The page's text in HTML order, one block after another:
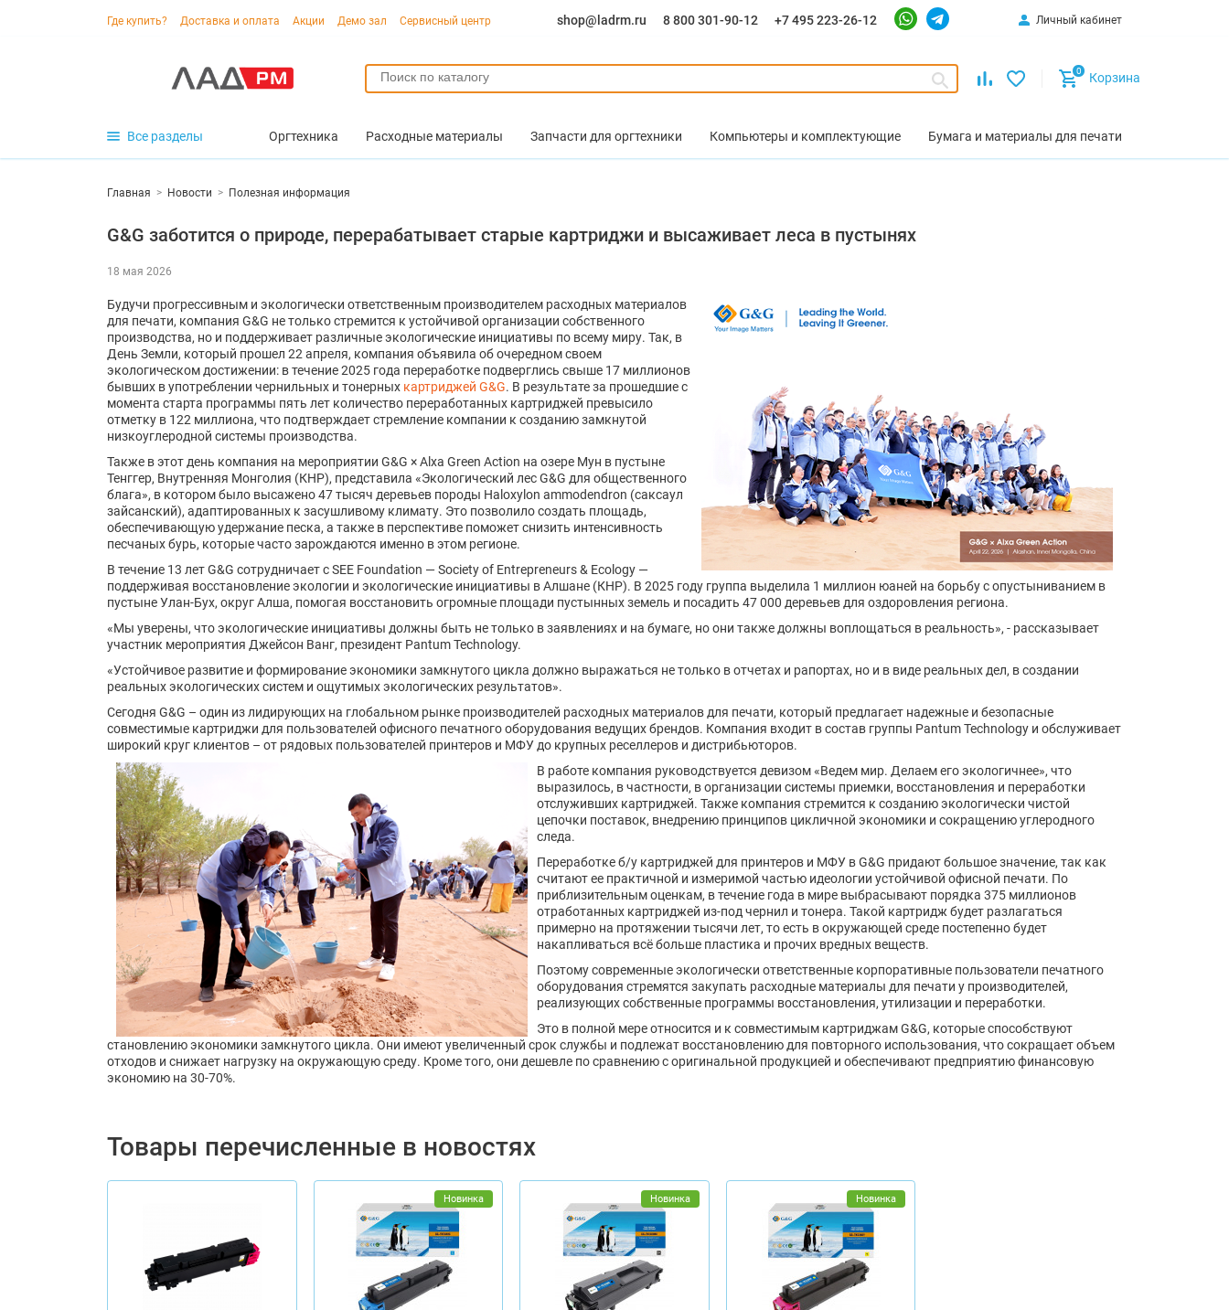
Где купить? Доставка и оплата Акции Демо зал Сервисный центр shop@ladrm.ru 8 800 301-90-12 +7 495 223-26-12 Личный кабинет
0 Корзина
Все разделы Оргтехника Расходные материалы Запчасти для оргтехники Компьютеры и комплектующие Бумага и материалы для печати
Главная > Новости > Полезная информация
G&G заботится о природе, перерабатывает старые картриджи и высаживает леса в пустынях
18 мая 2026
Будучи прогрессивным и экологически ответственным производителем расходных материалов
для печати, компания G&G не только стремится к устойчивой организации собственного
производства, но и поддерживает различные экологические инициативы по всему миру. Так, в
День Земли, который прошел 22 апреля, компания объявила об очередном своем
экологическом достижении: в течение 2025 года переработке подверглись свыше 17 миллионов
бывших в употреблении чернильных и тонерных картриджей G&G. В результате за прошедшие с
момента старта программы пять лет количество переработанных картриджей превысило
отметку в 122 миллиона, что подтверждает стремление компании к созданию замкнутой
низкоуглеродной системы производства.
Также в этот день компания на мероприятии G&G × Alxa Green Action на озере Мун в пустыне
Тенггер, Внутренняя Монголия (КНР), представила «Экологический лес G&G для общественного
блага», в котором было высажено 47 тысяч деревьев породы Haloxylon ammodendron (саксаул
зайсанский), адаптированных к засушливому климату. Это позволило создать площадь,
обеспечивающую удержание песка, а также в перспективе поможет снизить интенсивность
песчаных бурь, которые часто зарождаются именно в этом регионе.
В течение 13 лет G&G сотрудничает с SEE Foundation — Society of Entrepreneurs & Ecology —
поддерживая восстановление экологии и экологические инициативы в Алшане (КНР). В 2025 году группа выделила 1 миллион юаней на борьбу с опустыниванием в
пустыне Улан-Бух, округ Алша, помогая восстановить огромные площади пустынных земель и посадить 47 000 деревьев для оздоровления региона.
«Мы уверены, что экологические инициативы должны быть не только в заявлениях и на бумаге, но они также должны воплощаться в реальность», - рассказывает
участник мероприятия Джейсон Ванг, президент Pantum Technology.
«Устойчивое развитие и формирование экономики замкнутого цикла должно выражаться не только в отчетах и рапортах, но и в виде реальных дел, в создании
реальных экологических систем и ощутимых экологических результатов».
Сегодня G&G – один из лидирующих на глобальном рынке производителей расходных материалов для печати, который предлагает надежные и безопасные
совместимые картриджи для пользователей офисного печатного оборудования ведущих брендов. Компания входит в состав группы Pantum Technology и обслуживает
широкий круг клиентов – от рядовых пользователей принтеров и МФУ до крупных реселлеров и дистрибьюторов.
В работе компания руководствуется девизом «Ведем мир. Делаем его экологичнее», что
выразилось, в частности, в организации системы приемки, восстановления и переработки
отслуживших картриджей. Также компания стремится к созданию экологически чистой
цепочки поставок, внедрению принципов цикличной экономики и сокращению углеродного
следа.
Переработке б/у картриджей для принтеров и МФУ в G&G придают большое значение, так как
считают ее практичной и измеримой частью идеологии устойчивой офисной печати. По
приблизительным оценкам, в течение года в мире выбрасывают порядка 375 миллионов
отработанных картриджей из-под чернил и тонера. Такой картридж будет разлагаться
примерно на протяжении тысячи лет, то есть в окружающей среде постепенно будет
накапливаться всё больше пластика и прочих вредных веществ.
Поэтому современные экологически ответственные корпоративные пользователи печатного
оборудования стремятся закупать расходные материалы для печати у производителей,
реализующих собственные программы восстановления, утилизации и переработки.
Это в полной мере относится и к совместимым картриджам G&G, которые способствуют
становлению экономики замкнутого цикла. Они имеют увеличенный срок службы и подлежат восстановлению для повторного использования, что сокращает объем
отходов и снижает нагрузку на окружающую среду. Кроме того, они дешевле по сравнению с оригинальной продукцией и обеспечивают предприятию финансовую
экономию на 30-70%.
Товары перечисленные в новостях
Новинка Новинка Новинка